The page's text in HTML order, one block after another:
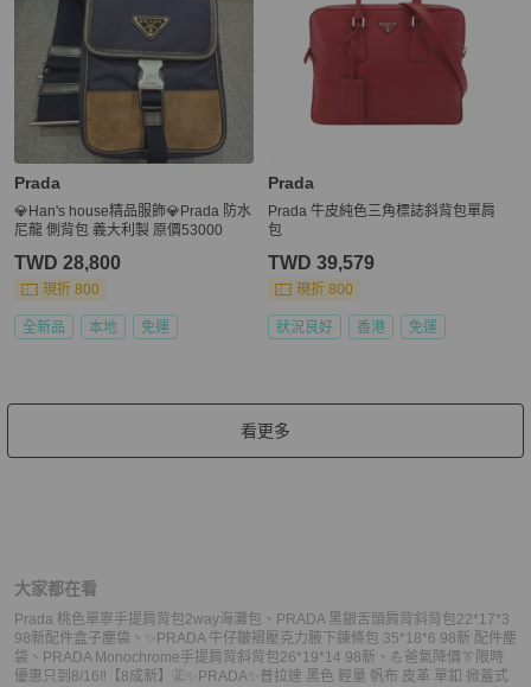
Prada
💎Han's house精品服飾💎Prada 防水
尼龍 側背包 義大利製 原價53000
TWD 28,800
現折 800
全新品 本地 免運
Prada
Prada 牛皮純色三角標誌斜背包單肩
包
TWD 39,579
現折 800
狀況良好 香港 免運
看更多
大家都在看
Prada 桃色單寧手提肩背包2way海灘包 、 PRADA 黑銀舌頭肩背斜背包22*17*3
98新配件盒子塵袋 、
✨PRADA 牛仔皺褶壓克力腋下鍊條包 35*18*6 98新 配件塵
袋 、 PRADA Monochrome手提肩背斜背包26*19*14 98新 、 💪爸氣降價👔限時
優惠只到8/16‼️【8成新】㊣✨PRADA✨普拉達 黑色 輕量 帆布 皮革 單釦 掀蓋式